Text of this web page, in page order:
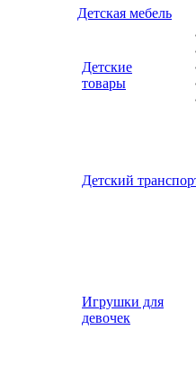
Детская мебель
Детские
товары
Детский
Игрушки для
девочек